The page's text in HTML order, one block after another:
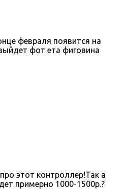
февраля появится на
фот ета фиговина
этот контроллер!Так а
примерно 1000-1500р.?